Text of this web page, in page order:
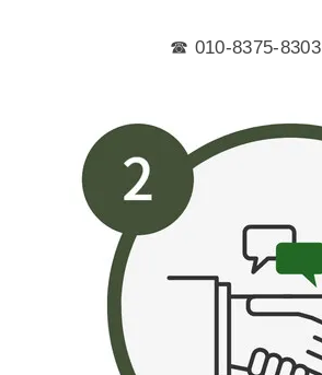
☎ 010-8375-8303